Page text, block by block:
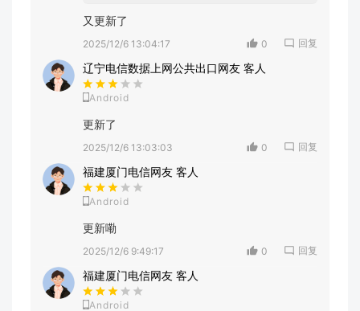
又更新了
2025/12/6 13:04:17 0 回复
辽宁电信数据上网公共出口网友 客人
Android
更新了
2025/12/6 13:03:03 0 回复
福建厦门电信网友 客人
Android
更新嘞
2025/12/6 9:49:17 0 回复
福建厦门电信网友 客人
Android